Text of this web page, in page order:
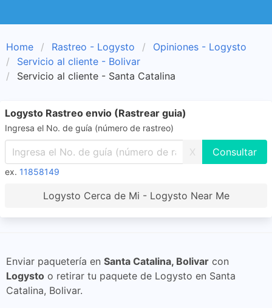
Home Rastreo - Logysto
Opiniones - Logysto
Servicio al cliente - Bolivar
Servicio al cliente - Santa Catalina
Logysto Rastreo envio (Rastrear guia)
Ingresa el No. de guía (número de rastreo)
X
ex. 11858149
Logysto Cerca de Mi - Logysto Near Me
Enviar paquetería en Santa Catalina, Bolivar con
Logysto o retirar tu paquete de Logysto en Santa
Catalina, Bolivar.